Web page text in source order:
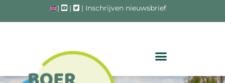
| | | Inschrijven nieuwsbrief